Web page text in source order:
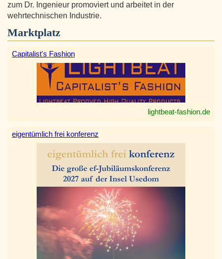
zum Dr. Ingenieur promoviert und arbeitet in der
wehrtechnischen Industrie.
Marktplatz
Capitalist's Fashion
lightbeat-fashion.de
eigentümlich frei konferenz